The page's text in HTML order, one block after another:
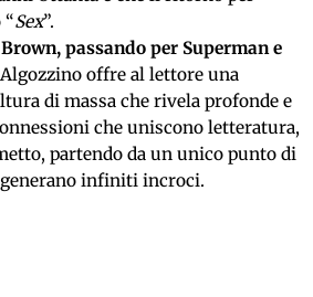
Sex”.
passando per Superman e
offre al lettore una
di massa che rivela profonde e
che uniscono letteratura,
partendo da un unico punto di
infiniti incroci.